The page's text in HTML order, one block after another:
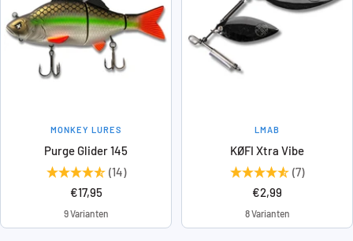
MONKEY LURES
Purge Glider 145
(14)
Angebotspreis
€17,95
9 Varianten
LMAB
KØFI Xtra Vibe
(7)
Angebotspreis
€2,99
8 Varianten